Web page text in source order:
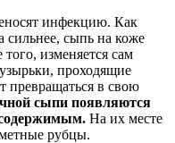
инфекцию. Как
сильнее, сыпь на коже
изменяется сам
проходящие
превращаться в свою
сыпи появляются
На их месте
рубцы.